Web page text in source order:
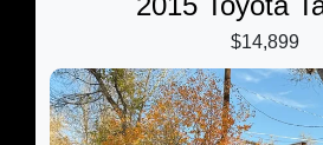
$14,899